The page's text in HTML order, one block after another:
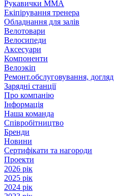
Рукавички ММА
Екіпірування тренера
Обладнання для залів
Велотовари
Велосипеди
Аксесуари
Компоненти
Велоэкіп
Ремонт.обслуговування, догляд
Зарядні станції
Про компанію
Інформація
Наша команда
Співробітництво
Бренди
Новини
Сертифікати та нагороди
Проекти
2026 рік
2025 рік
2024 рік